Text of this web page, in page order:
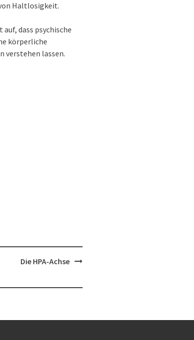
Haltlosigkeit.
dass psychische
körperliche
verstehen lassen.
Die HPA-Achse